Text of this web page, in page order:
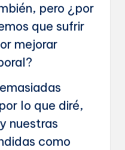
pero ¿por
que sufrir
mejorar
lo que diré,
nuestras
como